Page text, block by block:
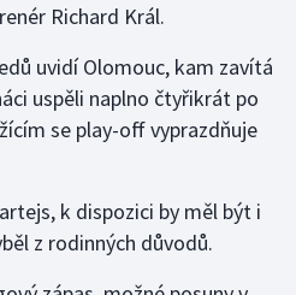
Richard Král.
uvidí Olomouc, kam zavítá
uspěli naplno čtyřikrát po
se play-off vyprazdňuje
k dispozici by měl být i
z rodinných důvodů.